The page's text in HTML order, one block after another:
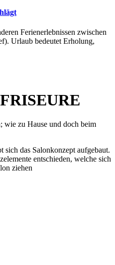
Ferienerlebnissen zwischen
Urlaub bedeutet Erholung,
wie zu Hause und doch beim
sich das Salonkonzept aufgebaut.
entschieden, welche sich
ziehen